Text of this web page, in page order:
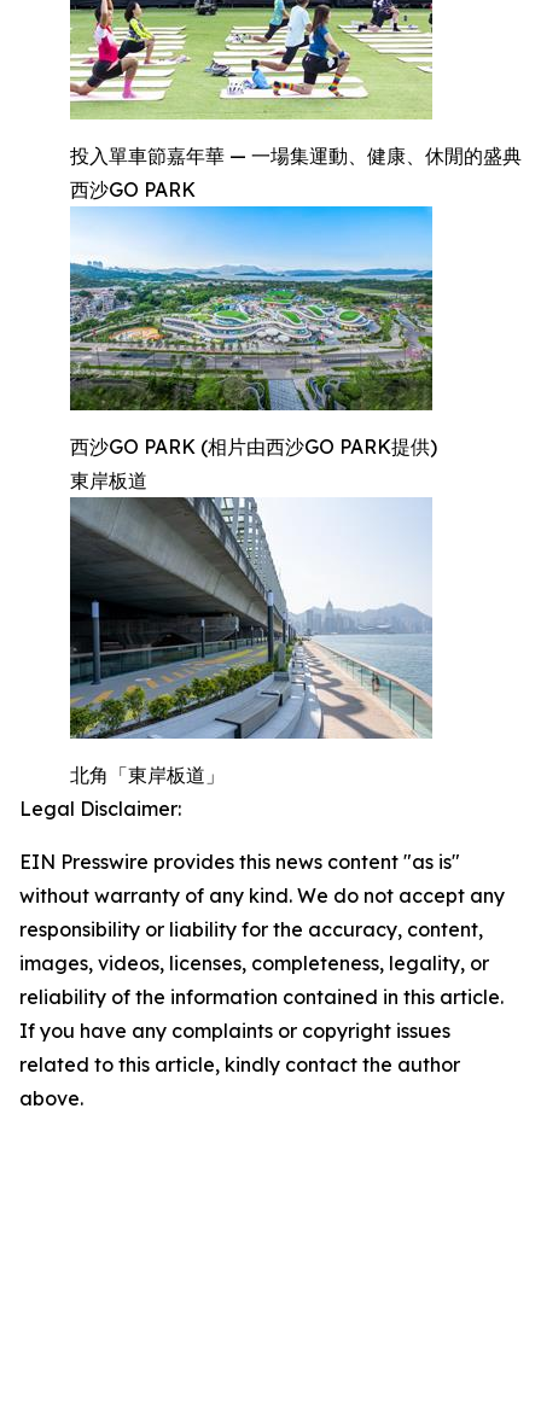
投入單車節嘉年華 — 一場集運動、健康、休閒的盛典
西沙GO PARK
西沙GO PARK (相片由西沙GO PARK提供)
東岸板道
北角「東岸板道」
Legal Disclaimer:
EIN Presswire provides this news content "as is"
without warranty of any kind. We do not accept any
responsibility or liability for the accuracy, content,
images, videos, licenses, completeness, legality, or
reliability of the information contained in this article.
If you have any complaints or copyright issues
related to this article, kindly contact the author
above.